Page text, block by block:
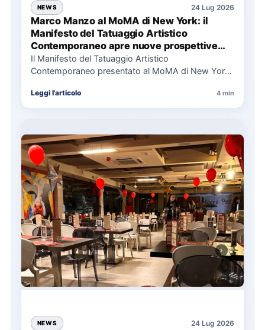
NEWS 24 Lug 2026
Marco Manzo al MoMA di New York: il
Manifesto del Tatuaggio Artistico
Contemporaneo apre nuove prospettive
per il collezionismo
Il Manifesto del Tatuaggio Artistico
Contemporaneo presentato al MoMA di New York
Leggi l'articolo 4 min
NEWS 24 Lug 2026